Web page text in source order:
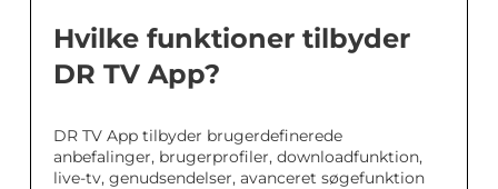
Hvilke funktioner tilbyder
DR TV App?
DR TV App tilbyder brugerdefinerede
anbefalinger, brugerprofiler, downloadfunktion,
live-tv, genudsendelser, avanceret søgefunktion